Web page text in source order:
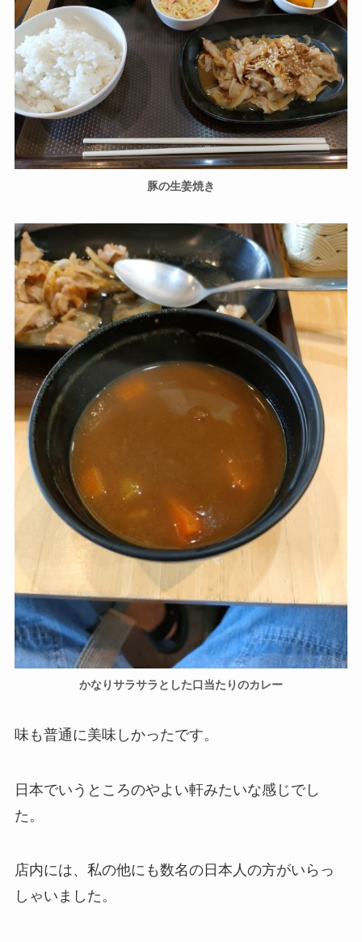
豚の生姜焼き
かなりサラサラとした口当たりのカレー
味も普通に美味しかったです。
日本でいうところのやよい軒みたいな感じでし
た。
店内には、私の他にも数名の日本人の方がいらっ
しゃいました。